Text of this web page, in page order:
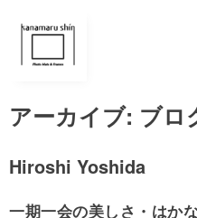
アーカイブ: ブロ
Hiroshi Yoshida
一期一会の美しさ・はか